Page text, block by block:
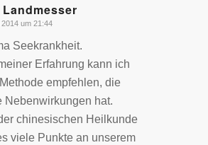
um 21:44
Seekrankheit.
Erfahrung kann ich
empfehlen, die
Nebenwirkungen hat.
chinesischen Heilkunde
viele Punkte an unserem